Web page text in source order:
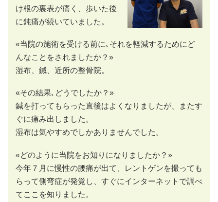
け根の裏表が痛く、歩いた後
に鈍痛が続いていました。
«当院の施術を受ける前に､それを軽減するためにど
んなことをされましたか？»
湿布、鍼、近所の整骨院。
«その結果､どうでしたか？»
鍼を打ってもらった直後はよくなりましたが、またす
ぐに痛み出しました。
湿布は気やすめでしかありませんでした。
«どのように当院をお知りになりましたか？»
今年７月に慢性の腰痛が出て、レントゲンを撮っても
らって側弯症が発覚し、すぐにインターネットで調べ
てここを知りました。